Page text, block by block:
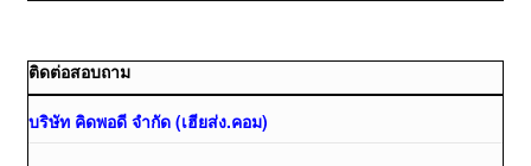
ติดต่อสอบถาม
บริษัท คิดพอดี จำกัด (เฮียส่ง.คอม)